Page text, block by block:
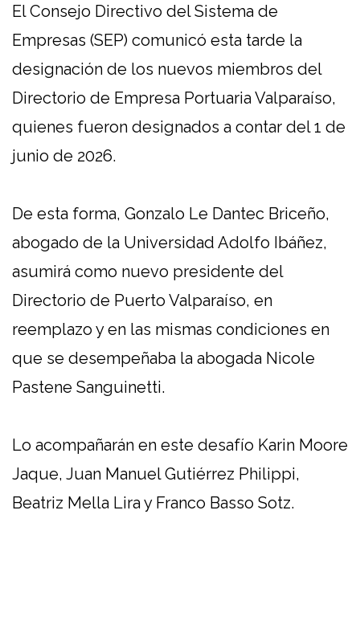
El Consejo Directivo del Sistema de
Empresas (SEP) comunicó esta tarde la
designación de los nuevos miembros del
Directorio de Empresa Portuaria Valparaíso,
quienes fueron designados a contar del 1 de
junio de 2026.
De esta forma, Gonzalo Le Dantec Briceño,
abogado de la Universidad Adolfo Ibáñez,
asumirá como nuevo presidente del
Directorio de Puerto Valparaíso, en
reemplazo y en las mismas condiciones en
que se desempeñaba la abogada Nicole
Pastene Sanguinetti.
Lo acompañarán en este desafío Karin Moore
Jaque, Juan Manuel Gutiérrez Philippi,
Beatriz Mella Lira y Franco Basso Sotz.